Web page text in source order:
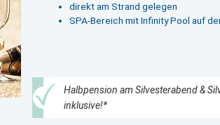
direkt am Strand gelegen
SPA-Bereich mit Infinity Pool auf
Halbpension am Silvesterabend &
inklusive!*